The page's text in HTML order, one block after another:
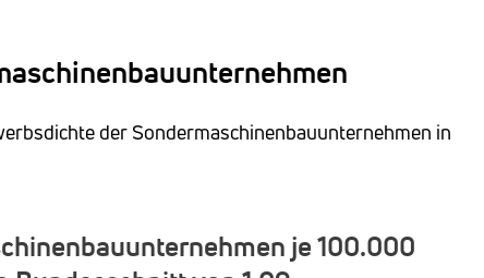
der Sondermaschinenbauunternehmen in
je 100.000